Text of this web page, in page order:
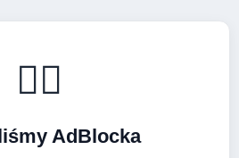
🚴‍♂️
AdBlocka